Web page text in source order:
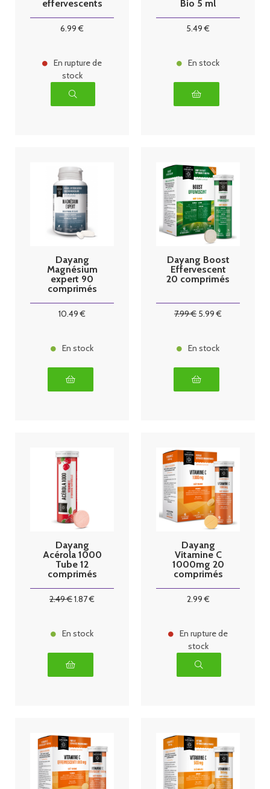
effervescents
Energie
6.99 €
En rupture de
stock
Bio 5 ml
5.49 €
En stock
Dayang
Magnésium
expert 90
comprimés
10.49 €
En stock
Dayang Boost
Effervescent
20 comprimés
7.99€ 5.99 €
En stock
Dayang
Acérola 1000
Tube 12
comprimés
2.49€1.87€
En stock
Dayang
Vitamine C
1000mg 20
comprimés
2.99€
En rupture de
stock